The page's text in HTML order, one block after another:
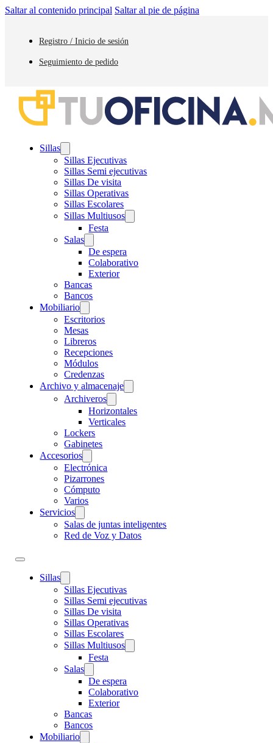
Saltar al contenido principal Saltar al pie de página
Registro / Inicio de sesión
Seguimiento de pedido
Sillas
Sillas Ejecutivas
Sillas Semi ejecutivas
Sillas De visita
Sillas Operativas
Sillas Escolares
Sillas Multiusos
Festa
Salas
De espera
Colaborativo
Exterior
Bancas
Bancos
Mobiliario
Escritorios
Mesas
Libreros
Recepciones
Módulos
Credenzas
Archivo y almacenaje
Archiveros
Horizontales
Verticales
Lockers
Gabinetes
Accesorios
Electrónica
Pizarrones
Cómputo
Varios
Servicios
Salas de juntas inteligentes
Red de Voz y Datos
Sillas
Sillas Ejecutivas
Sillas Semi ejecutivas
Sillas De visita
Sillas Operativas
Sillas Escolares
Sillas Multiusos
Festa
Salas
De espera
Colaborativo
Exterior
Bancas
Bancos
Mobiliario